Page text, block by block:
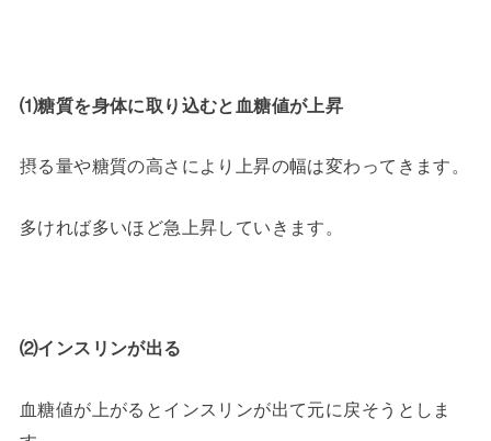
⑴糖質を身体に取り込むと血糖値が上昇
摂る量や糖質の高さにより上昇の幅は変わってきます。
多ければ多いほど急上昇していきます。
⑵インスリンが出る
血糖値が上がるとインスリンが出て元に戻そうとしま